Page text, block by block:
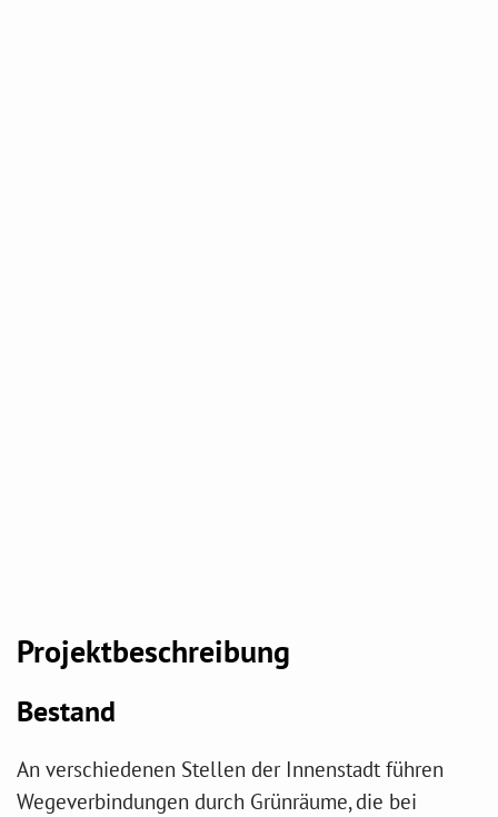
Projektbeschreibung
Bestand
An verschiedenen Stellen der Innenstadt führen
Wegeverbindungen durch Grünräume, die bei